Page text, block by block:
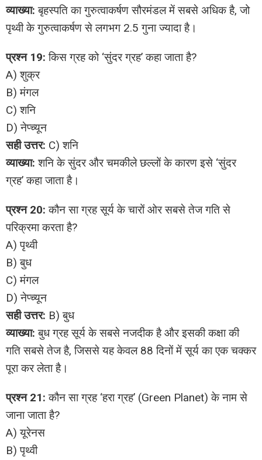
व्याख्या: बृहस्पति का गुरुत्वाकर्षण सौरमंडल में सबसे अधिक है, जो
पृथ्वी के गुरुत्वाकर्षण से लगभग 2.5 गुना ज्यादा है।
प्रश्न 19: किस ग्रह को ‘सुंदर ग्रह’ कहा जाता है?
A) शुक्र
B) मंगल
C) शनि
D) नेप्च्यून
सही उत्तर: C) शनि
व्याख्या: शनि के सुंदर और चमकीले छल्लों के कारण इसे ‘सुंदर
ग्रह’ कहा जाता है।
प्रश्न 20: कौन सा ग्रह सूर्य के चारों ओर सबसे तेज गति से
परिक्रमा करता है?
A) पृथ्वी
B) बुध
C) मंगल
D) नेप्च्यून
सही उत्तर: B) बुध
व्याख्या: बुध ग्रह सूर्य के सबसे नजदीक है और इसकी कक्षा की
गति सबसे तेज है, जिससे यह केवल 88 दिनों में सूर्य का एक चक्कर
पूरा कर लेता है।
प्रश्न 21: कौन सा ग्रह ‘हरा ग्रह’ (Green Planet) के नाम से
जाना जाता है?
A) यूरेनस
B) पृथ्वी